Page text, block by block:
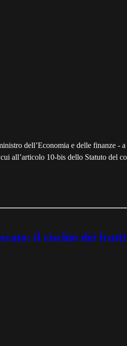
dell’Economia e delle finanze -
all’articolo 10-bis dello Statuto del
il rischio dei frutti